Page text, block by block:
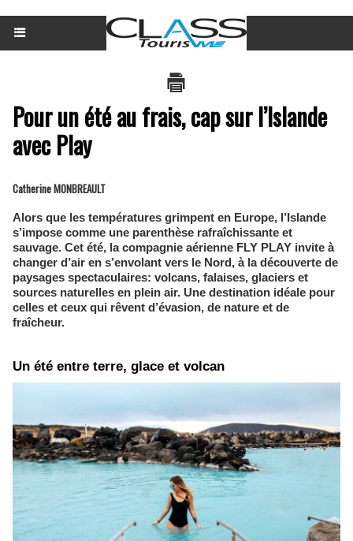
Pour un été au frais, cap sur l’Islande
avec Play
Catherine MONBREAULT
Alors que les températures grimpent en Europe, l’Islande
s’impose comme une parenthèse rafraîchissante et
sauvage. Cet été, la compagnie aérienne FLY PLAY invite à
changer d’air en s’envolant vers le Nord, à la découverte de
paysages spectaculaires: volcans, falaises, glaciers et
sources naturelles en plein air. Une destination idéale pour
celles et ceux qui rêvent d’évasion, de nature et de
fraîcheur.
Un été entre terre, glace et volcan